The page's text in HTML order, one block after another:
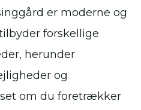
er moderne og
forskellige
herunder
og
om du foretrækker